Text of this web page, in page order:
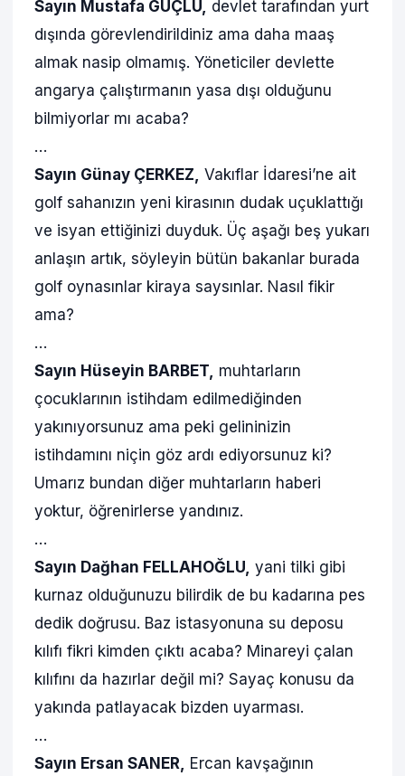
Sayın Mustafa GÜÇLÜ, devlet tarafından yurt
dışında görevlendirildiniz ama daha maaş
almak nasip olmamış. Yöneticiler devlette
angarya çalıştırmanın yasa dışı olduğunu
bilmiyorlar mı acaba?
…
Sayın Günay ÇERKEZ, Vakıflar İdaresi’ne ait
golf sahanızın yeni kirasının dudak uçuklattığı
ve isyan ettiğinizi duyduk. Üç aşağı beş yukarı
anlaşın artık, söyleyin bütün bakanlar burada
golf oynasınlar kiraya saysınlar. Nasıl fikir
ama?
…
Sayın Hüseyin BARBET, muhtarların
çocuklarının istihdam edilmediğinden
yakınıyorsunuz ama peki gelininizin
istihdamını niçin göz ardı ediyorsunuz ki?
Umarız bundan diğer muhtarların haberi
yoktur, öğrenirlerse yandınız.
…
Sayın Dağhan FELLAHOĞLU, yani tilki gibi
kurnaz olduğunuzu bilirdik de bu kadarına pes
dedik doğrusu. Baz istasyonuna su deposu
kılıfı fikri kimden çıktı acaba? Minareyi çalan
kılıfını da hazırlar değil mi? Sayaç konusu da
yakında patlayacak bizden uyarması.
…
Sayın Ersan SANER, Ercan kavşağının